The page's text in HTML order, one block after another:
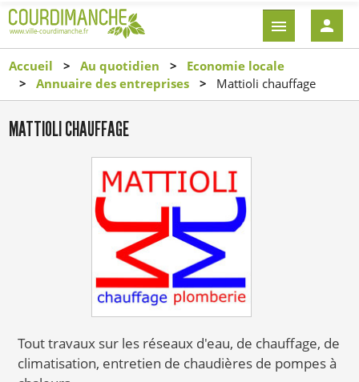
contenu
principal
EN-
TÊTE
Accueil Au quotidien
Economie locale
Annuaire des entreprises
Mattioli chauffage
MATTIOLI CHAUFFAGE
Tout travaux sur les réseaux d'eau, de chauffage, de
climatisation, entretien de chaudières de pompes à